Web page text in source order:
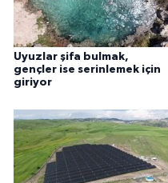
Uyuzlar şifa bulmak,
gençler ise serinlemek için
giriyor